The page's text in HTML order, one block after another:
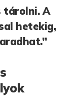
tárolni. A
hetekig,